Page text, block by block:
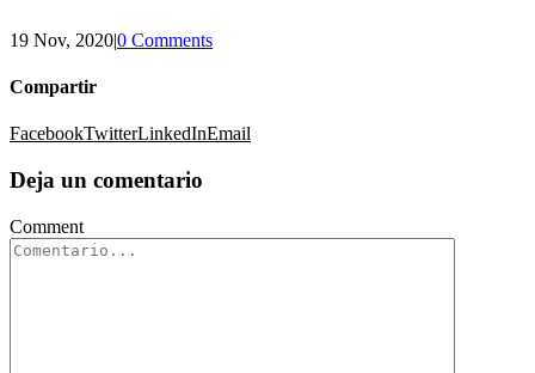
19 Nov, 2020|0 Comments
Compartir
FacebookTwitterLinkedInEmail
Deja un comentario
Comment